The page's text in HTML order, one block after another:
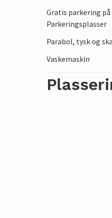
nasjonale
Gratis parkering på
Parkeringsplasser
Parabol, tysk og
Vaskemaskin